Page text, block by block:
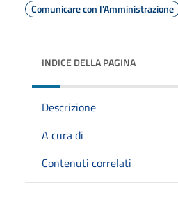
Comunicare con l'Amministrazione
INDICE DELLA PAGINA
Descrizione
A cura di
Contenuti correlati